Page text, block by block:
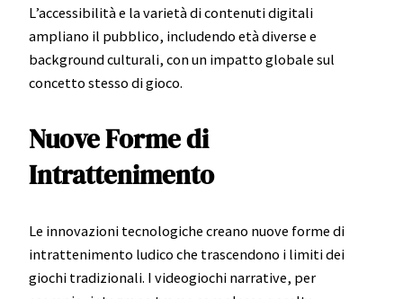
L’accessibilità e la varietà di contenuti digitali
ampliano il pubblico, includendo età diverse e
background culturali, con un impatto globale sul
concetto stesso di gioco.
Nuove Forme di
Intrattenimento
Le innovazioni tecnologiche creano nuove forme di
intrattenimento ludico che trascendono i limiti dei
giochi tradizionali. I videogiochi narrative, per